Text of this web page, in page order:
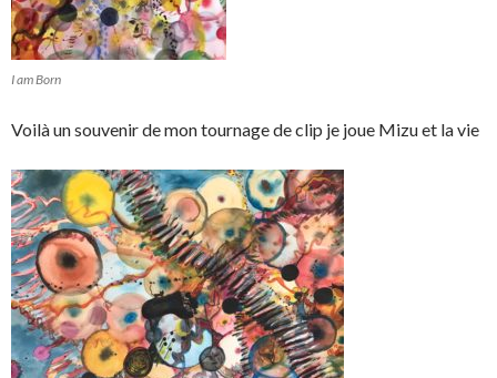
I am Born
Voilà un souvenir de mon tournage de clip je joue Mizu et la vie